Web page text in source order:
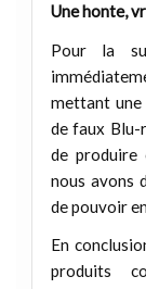
Une honte,
Pour la
mettant une
de faux Blu-
de produire
nous avons
de pouvoir
En
produits